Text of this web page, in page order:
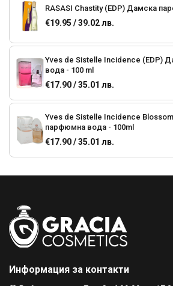
€19.95 / 39.02 лв.
Yves de Sistelle Incidence (EDP) Дамска парфюмна
вода - 100 ml
€17.90 / 35.01 лв.
Yves de Sistelle Incidence Blossom (EDP) Дамска
парфюмна вода - 100ml
€17.90 / 35.01 лв.
Elizabeth Arden Arden Beauty (EDP) Дамска парфюмна
вода
Информация за контакти